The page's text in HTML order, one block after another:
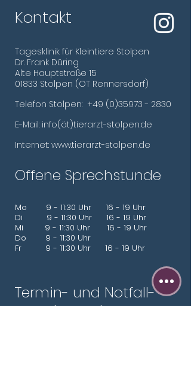
Kontakt
Tagesklinik für Kleintiere Stolpen
Dr. Frank Düring
Alte Hauptstraße 15
01833 Stolpen (OT Rennersdorf)
Telefon Stolpen: +49 (0)35973 - 2830
E-Mail: info(ät)tierarzt-stolpen.de
Internet: www.tierarzt-stolpen.de
Offene Sprechstunde
​​Mo 9 - 11:30 Uhr 16 - 19 Uhr
Di 9 - 11:30 Uhr 16 - 19 Uhr
Mi 9 - 11:30 Uhr 16 - 19 Uhr
Do 9 - 11:30 Uhr
Fr 9 - 11:30 Uhr 16 - 19 Uhr
Termin- und Notfall-
sprechstunde